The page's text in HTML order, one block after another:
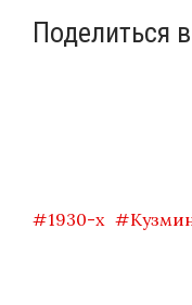
Поделиться
1930-х